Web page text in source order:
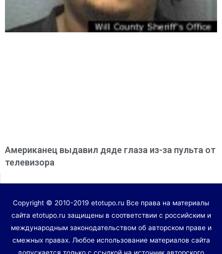
Американец выдавил дяде глаза из-за пульта от
телевизора
Copyright © 2010-2019 etotupo.ru Все права на материалы
сайта etotupo.ru защищены в соответствии с российским и
международным законодательством об авторском праве и
смежных правах. Любое использование материалов сайта